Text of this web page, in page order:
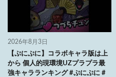
2026年8月3日
【ぷにぷに】コラボキャラ版は上
から 個人的現環境UZプラプラ最
強キャラランキング #ぷにぷに #